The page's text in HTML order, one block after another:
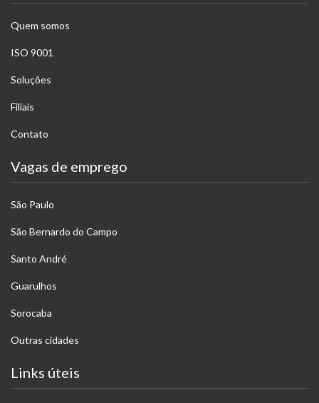
Quem somos
ISO 9001
Soluções
Filiais
Contato
Vagas de emprego
São Paulo
São Bernardo do Campo
Santo André
Guarulhos
Sorocaba
Outras cidades
Links úteis